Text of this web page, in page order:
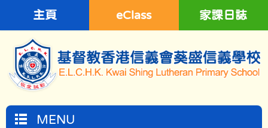
主頁 eClass 家課日誌
MENU